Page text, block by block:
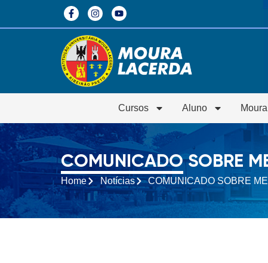
Cursos Aluno
COMUNICADO SOBRE
Home Notícias COMUNICADO SOBRE